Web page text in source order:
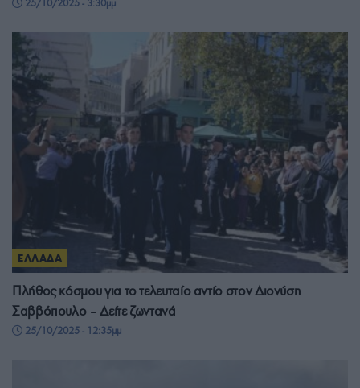
25/10/2025 - 3:30μμ
ΕΛΛΑΔΑ
Πλήθος κόσμου για το τελευταίο αντίο στον Διονύση
Σαββόπουλο – Δείτε ζωντανά
25/10/2025 - 12:35μμ